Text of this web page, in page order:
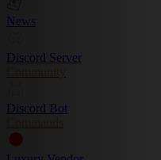
News
Discord Server
Community
Discord Bot